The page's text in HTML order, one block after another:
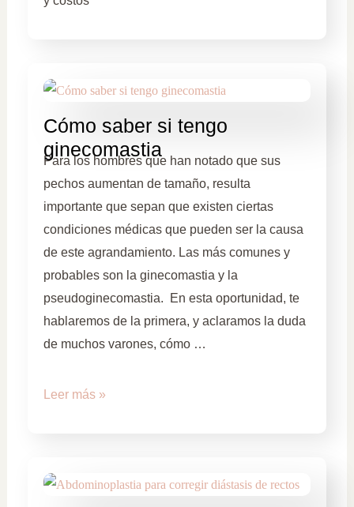
Cómo saber si tengo
ginecomastia
Para los hombres que han notado que sus
pechos aumentan de tamaño, resulta
importante que sepan que existen ciertas
condiciones médicas que pueden ser la causa
de este agrandamiento. Las más comunes y
probables son la ginecomastia y la
pseudoginecomastia. En esta oportunidad, te
hablaremos de la primera, y aclaramos la duda
de muchos varones, cómo …
Leer más »